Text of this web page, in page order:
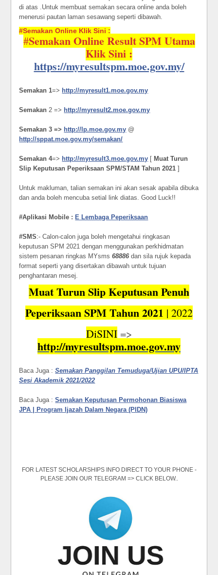
di atas .Untuk membuat semakan secara online anda boleh
menerusi pautan laman sesawang seperti dibawah.
#Semakan Online Klik Sini :
#Semakan Online Result SPM Utama
Klik Sini :
https://myresultspm.moe.gov.my/
Semakan 1=> http://myresult1.moe.gov.my
Semakan 2 => http://myresult2.moe.gov.my
Semakan 3 => http://lp.moe.gov.my @
http://sppat.moe.gov.my/semakan/
Semakan 4=> http://myresult3.moe.gov.my [ Muat Turun
Slip Keputusan Peperiksaan SPM/STAM Tahun 2021 ]
Untuk makluman, talian semakan ini akan sesak apabila dibuka
dan anda boleh mencuba setial link diatas. Good Luck!!
#Aplikasi Mobile : E Lembaga Peperiksaan
#SMS:- Calon-calon juga boleh mengetahui ringkasan
keputusan SPM 2021 dengan menggunakan perkhidmatan
sistem pesanan ringkas MYsms68886 dan sila rujuk kepada
format seperti yang disertakan dibawah untuk tujuan
penghantaran mesej.
Muat Turun Slip Keputusan Penuh
Peperiksaan SPM Tahun 2021 | 2022
DiSINI =>
http://myresultspm.moe.gov.my
Baca Juga :Semakan Panggilan Temuduga/Ujian UPU/IPTA
Sesi Akademik 2021/2022
Baca Juga :Semakan Keputusan Permohonan Biasiswa
JPA | Program Ijazah Dalam Negara (PIDN)
FOR LATEST SCHOLARSHIPS INFO DIRECT TO YOUR PHONE -
PLEASE JOIN OUR TELEGRAM => CLICK BELOW..